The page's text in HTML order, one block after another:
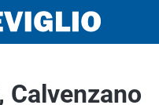
Calvenzano